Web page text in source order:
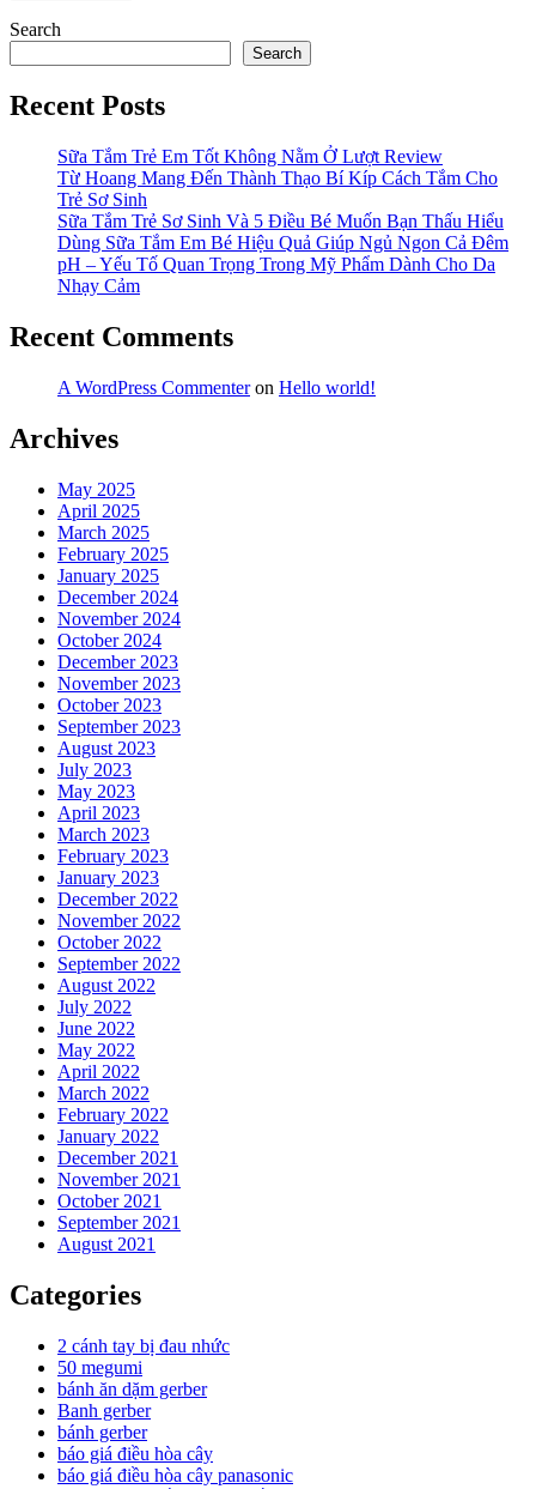
Search
Search
Recent Posts
Sữa Tắm Trẻ Em Tốt Không Nằm Ở Lượt Review
Từ Hoang Mang Đến Thành Thạo Bí Kíp Cách Tắm Cho
Trẻ Sơ Sinh
Sữa Tắm Trẻ Sơ Sinh Và 5 Điều Bé Muốn Bạn Thấu Hiểu
Dùng Sữa Tắm Em Bé Hiệu Quả Giúp Ngủ Ngon Cả Đêm
pH – Yếu Tố Quan Trọng Trong Mỹ Phẩm Dành Cho Da
Nhạy Cảm
Recent Comments
A WordPress Commenteron Hello world!
Archives
May 2025
April 2025
March 2025
February 2025
January 2025
December 2024
November 2024
October 2024
December 2023
November 2023
October 2023
September 2023
August 2023
July 2023
May 2023
April 2023
March 2023
February 2023
January 2023
December 2022
November 2022
October 2022
September 2022
August 2022
July 2022
June 2022
May 2022
April 2022
March 2022
February 2022
January 2022
December 2021
November 2021
October 2021
September 2021
August 2021
Categories
2 cánh tay bị đau nhức
50 megumi
bánh ăn dặm gerber
Banh gerber
bánh gerber
báo giá điều hòa cây
báo giá điều hòa cây panasonic